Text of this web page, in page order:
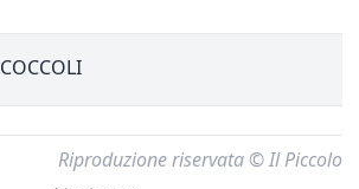
COCCOLI
Riproduzione riservata © Il Piccolo